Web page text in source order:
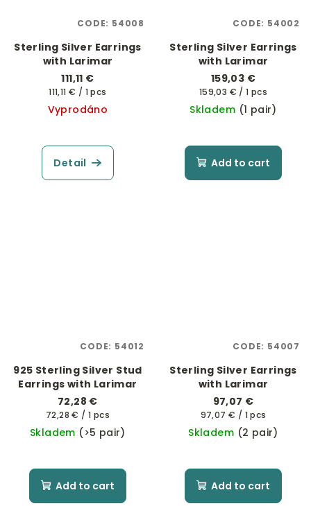
Sterling Silver Earrings
with Larimar
111,11 €
Measure
price:
111,11 € / 1 pcs
Vyprodáno
Detail
CODE: 54008
Sterling Silver Earrings
with Larimar
159,03 €
Measure
price:
159,03 € / 1 pcs
Skladem (1 pair)
Add to cart
CODE: 54002
925 Sterling Silver Stud
Earrings with Larimar
72,28 €
Measure
price:
72,28 € / 1 pcs
Skladem (>5 pair)
Add to cart
CODE: 54012
Sterling Silver Earrings
with Larimar
97,07 €
Measure
price:
97,07 € / 1 pcs
Skladem (2 pair)
Add to cart
CODE: 54007